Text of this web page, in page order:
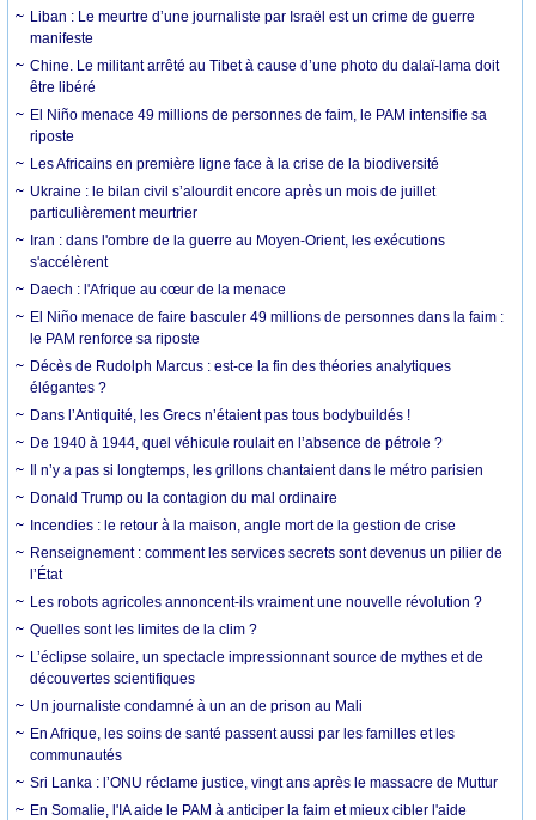
Liban : Le meurtre d’une journaliste par Israël est un crime de guerre
manifeste
Chine. Le militant arrêté au Tibet à cause d’une photo du dalaï-lama doit
être libéré
El Niño menace 49 millions de personnes de faim, le PAM intensifie sa
riposte
Les Africains en première ligne face à la crise de la biodiversité
Ukraine : le bilan civil s’alourdit encore après un mois de juillet
particulièrement meurtrier
Iran : dans l'ombre de la guerre au Moyen-Orient, les exécutions
s'accélèrent
Daech : l'Afrique au cœur de la menace
El Niño menace de faire basculer 49 millions de personnes dans la faim :
le PAM renforce sa riposte
Décès de Rudolph Marcus : est-ce la fin des théories analytiques
élégantes ?
Dans l’Antiquité, les Grecs n’étaient pas tous bodybuildés !
De 1940 à 1944, quel véhicule roulait en l’absence de pétrole ?
Il n’y a pas si longtemps, les grillons chantaient dans le métro parisien
Donald Trump ou la contagion du mal ordinaire
Incendies : le retour à la maison, angle mort de la gestion de crise
Renseignement : comment les services secrets sont devenus un pilier de
l’État
Les robots agricoles annoncent-ils vraiment une nouvelle révolution ?
Quelles sont les limites de la clim ?
L’éclipse solaire, un spectacle impressionnant source de mythes et de
découvertes scientifiques
Un journaliste condamné à un an de prison au Mali
En Afrique, les soins de santé passent aussi par les familles et les
communautés
Sri Lanka : l’ONU réclame justice, vingt ans après le massacre de Muttur
En Somalie, l'IA aide le PAM à anticiper la faim et mieux cibler l'aide